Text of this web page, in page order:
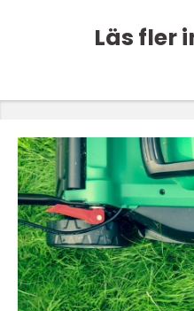
Läs fler